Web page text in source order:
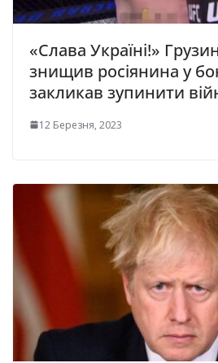
«‎Слава Україні!»
знищив росіянина у
закликав зупинити
12 Березня, 2023